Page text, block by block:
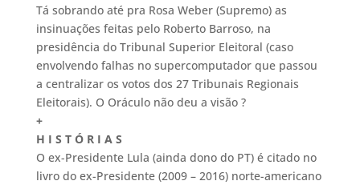
Tá sobrando até pra Rosa Weber (Supremo) as
insinuações feitas pelo Roberto Barroso, na
presidência do Tribunal Superior Eleitoral (caso
envolvendo falhas no supercomputador que passou
a centralizar os votos dos 27 Tribunais Regionais
Eleitorais). O Oráculo não deu a visão ?
+
H I S T Ó R I A S
O ex-Presidente Lula (ainda dono do PT) é citado no
livro do ex-Presidente (2009 – 2016) norte-americano